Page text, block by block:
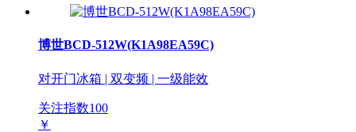
博世BCD-512W(K1A98EA59C)
对开门冰箱 | 双变频 | 一级能效
关注指数100
￥